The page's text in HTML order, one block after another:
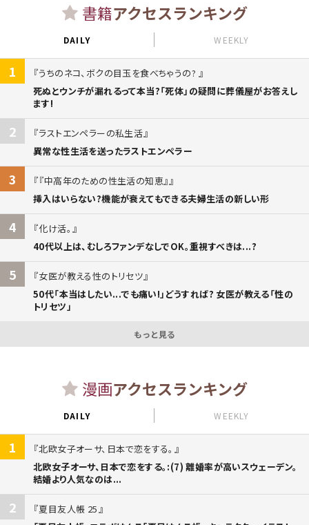
書籍アクセスランキング
DAILY WEEKLY
1
うちのネコ、ボクの目玉を食べちゃうの?
死ぬとウンチが漏れるって本当?「死体」の疑問に葬儀屋がお答えし
ます!
2
ラストエンペラーの私生活
異常な性生活を送ったラストエンペラー
3
『中高年のための性生活の知恵』
挿入はいらない?機能が衰えてもできる夫婦生活の新しい形
4
化け活。
40代以上は、むしろファンデなしでOK。重視すべきは...?
5
女医が教える性のトリセツ
50代「本当はしたい...でも痛い!」どうすれば? 女医が教える「性の
トリセツ」
もっと見る
漫画アクセスランキング
DAILY WEEKLY
1
北欧女子オーサ、日本で恋をする。
北欧女子オーサ、日本で恋をする。:(7) 離婚率が高いスウェーデン。
結婚より人気なのは...
2
夏目友人帳 25